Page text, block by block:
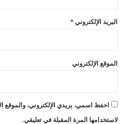
البريد الإلكتروني *
الموقع الإلكتروني
احفظ اسمي، بريدي الإلكتروني، والموقع
لاستخدامها المرة المقبلة في تعليقي.